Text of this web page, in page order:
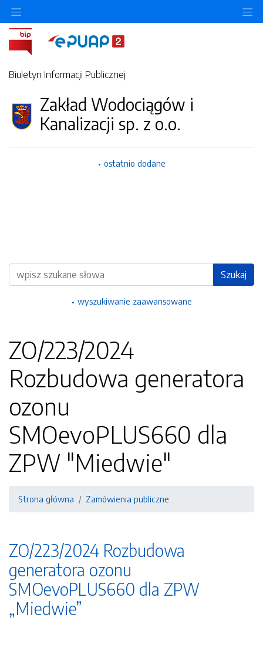
Biuletyn Informacji Publicznej
Zakład Wodociągów i
Kanalizacji sp. z o.o.
ostatnio dodane
Wyszukiwarka Szukaj
wyszukiwanie zaawansowane
ZO/223/2024
Rozbudowa generatora
ozonu
SMOevoPLUS660 dla
ZPW "Miedwie"
Strona główna Zamówienia publiczne
ZO/223/2024 Rozbudowa
generatora ozonu
SMOevoPLUS660 dla ZPW
„Miedwie”